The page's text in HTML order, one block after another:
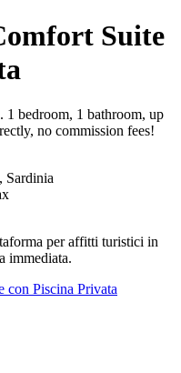
Suite
1 bedroom, 1 bathroom, up
no commission fees!
Sardinia
per affitti turistici in
immediata.
con Piscina Privata